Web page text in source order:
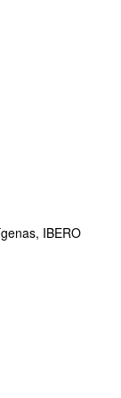
IBERO